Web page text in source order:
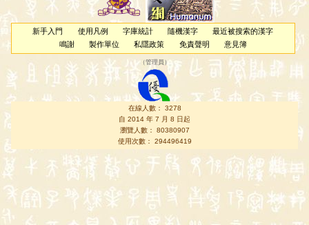
新手入門 使用凡例 字庫統計 隨機漢字
最近被搜索的漢字
鳴謝
製作單位 私隱政策 免責聲明 意見簿
（管理員 ）
在線人數： 3278
自 2014 年 7 月 8 日起
瀏覽人數： 80380907
使用次數： 294496419